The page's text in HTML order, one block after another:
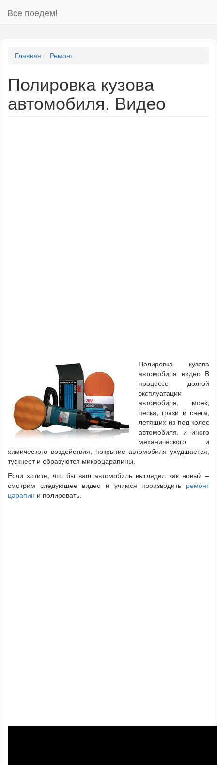
Все поедем!
Главная Ремонт
Полировка кузова
автомобиля. Видео
Полировка кузова
автомобиля видео В
процессе долгой
эксплуатации
автомобиля, моек,
песка, грязи и снега,
летящих из-под колес
автомобиля, и иного
механического и
химического воздействия, покрытие автомобиля ухудшается,
тускнеет и образуются микроцарапины.
Если хотите, что бы ваш автомобиль выглядел как новый –
смотрим следующее видео и учимся производить ремонт
царапин и полировать.